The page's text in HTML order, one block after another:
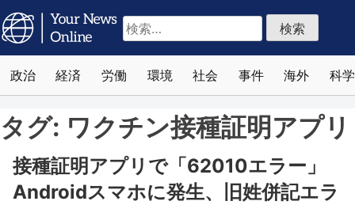
検
索:
政治 経済 労働 環境 社会 事件 海外 科学
タグ: ワクチン接種証明アプリ
接種証明アプリで「62010エラー」
Androidスマホに発生、旧姓併記エラ